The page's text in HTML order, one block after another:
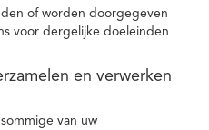
of worden doorgegeven
voor dergelijke doeleinden
en verwerken
van uw